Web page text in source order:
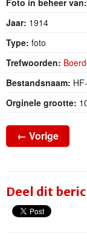
Foto in beheer van:
Jaar: 1914
Type: foto
Trefwoorden:
Bestandsnaam:
Orginele grootte:
← Vorige
Deel dit